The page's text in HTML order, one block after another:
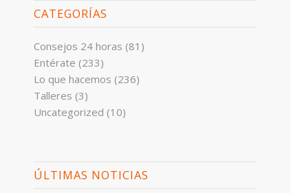
CATEGORÍAS
Consejos 24 horas (81)
Entérate (233)
Lo que hacemos (236)
Talleres (3)
Uncategorized (10)
ÚLTIMAS NOTICIAS